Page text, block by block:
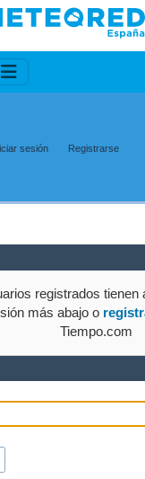
sesión Registrarse
registrados
más abajo o
Tiempo.com